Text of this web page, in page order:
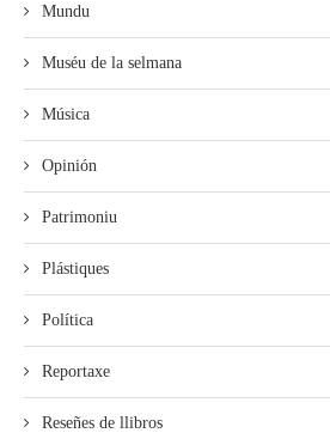
Mundu
Muséu de la selmana
Música
Opinión
Patrimoniu
Plástiques
Política
Reportaxe
Reseñes de llibros